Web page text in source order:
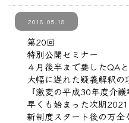
2018.05.18
第20回
特別公開セミナー
４月後半まで要したQAと
大幅に遅れた疑義解釈
『激変の平成30年度介
早くも始まった次期
新制度スタート後の万全